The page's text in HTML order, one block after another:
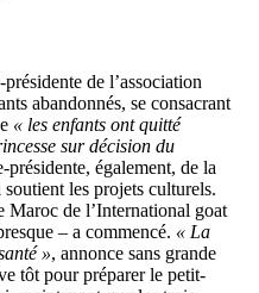
de l’association
abandonnés, se consacrant
« les enfants ont quitté
sur décision du
également, de la
les projets culturels.
Maroc de l’International goat
– a commencé. « La
», annonce sans grande
tôt pour préparer le petit-